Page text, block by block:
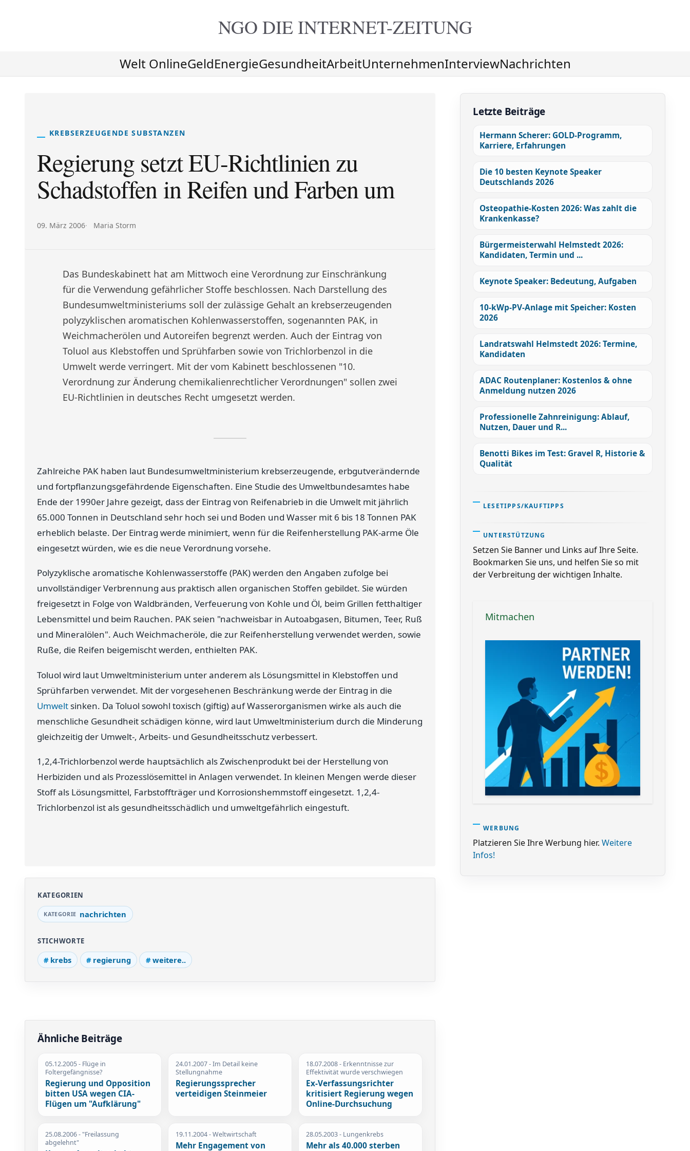
NGO DIEINTERNET-ZEITUNG
Welt OnlineGeldEnergieGesundheitArbeitUnternehmenInterviewNachrichten
KREBSERZEUGENDE SUBSTANZEN
Regierung setzt EU-Richtlinien zu
Schadstoffen in Reifen und Farben um
Veröffentlicht am:
09. März 2006 Autor:
Maria Storm
Das Bundeskabinett hat am Mittwoch eine Verordnung zur Einschränkung
für die Verwendung gefährlicher Stoffe beschlossen. Nach Darstellung des
Bundesumweltministeriums soll der zulässige Gehalt an krebserzeugenden
polyzyklischen aromatischen Kohlenwasserstoffen, sogenannten PAK, in
Weichmacherölen und Autoreifen begrenzt werden. Auch der Eintrag von
Toluol aus Klebstoffen und Sprühfarben sowie von Trichlorbenzol in die
Umwelt werde verringert. Mit der vom Kabinett beschlossenen "10.
Verordnung zur Änderung chemikalienrechtlicher Verordnungen" sollen zwei
EU-Richtlinien in deutsches Recht umgesetzt werden.
Zahlreiche PAK haben laut Bundesumweltministerium krebserzeugende, erbgutverändernde
und fortpflanzungsgefährdende Eigenschaften. Eine Studie des Umweltbundesamtes habe
Ende der 1990er Jahre gezeigt, dass der Eintrag von Reifenabrieb in die Umwelt mit jährlich
65.000 Tonnen in Deutschland sehr hoch sei und Boden und Wasser mit 6 bis 18 Tonnen PAK
erheblich belaste. Der Eintrag werde minimiert, wenn für die Reifenherstellung PAK-arme Öle
eingesetzt würden, wie es die neue Verordnung vorsehe.
Polyzyklische aromatische Kohlenwasserstoffe (PAK) werden den Angaben zufolge bei
unvollständiger Verbrennung aus praktisch allen organischen Stoffen gebildet. Sie würden
freigesetzt in Folge von Waldbränden, Verfeuerung von Kohle und Öl, beim Grillen fetthaltiger
Lebensmittel und beim Rauchen. PAK seien "nachweisbar in Autoabgasen, Bitumen, Teer, Ruß
und Mineralölen". Auch Weichmacheröle, die zur Reifenherstellung verwendet werden, sowie
Ruße, die Reifen beigemischt werden, enthielten PAK.
Toluol wird laut Umweltministerium unter anderem als Lösungsmittel in Klebstoffen und
Sprühfarben verwendet. Mit der vorgesehenen Beschränkung werde der Eintrag in die
Umwelt sinken. Da Toluol sowohl toxisch (giftig) auf Wasserorganismen wirke als auch die
menschliche Gesundheit schädigen könne, wird laut Umweltministerium durch die Minderung
gleichzeitig der Umwelt-, Arbeits- und Gesundheitsschutz verbessert.
1,2,4-Trichlorbenzol werde hauptsächlich als Zwischenprodukt bei der Herstellung von
Herbiziden und als Prozesslösemittel in Anlagen verwendet. In kleinen Mengen werde dieser
Stoff als Lösungsmittel, Farbstoffträger und Korrosionshemmstoff eingesetzt. 1,2,4-
Trichlorbenzol ist als gesundheitsschädlich und umweltgefährlich eingestuft.
KATEGORIEN
nachrichten
STICHWORTE
krebs regierung weitere..
Ähnliche Beiträge
05.12.2005- Flüge in
Foltergefängnisse?
Regierung und Opposition
bitten USA wegen CIA-
Flügen um "Aufklärung"
24.01.2007- Im Detail keine
Stellungnahme
Regierungssprecher
verteidigen Steinmeier
18.07.2008- Erkenntnisse zur
Effektivität wurde verschwiegen
Ex-Verfassungsrichter
kritisiert Regierung wegen
Online-Durchsuchung
25.08.2006- "Freilassung
abgelehnt"
19.11.2004- Weltwirtschaft
Mehr Engagement von
28.05.2003- Lungenkrebs
Mehr als 40.000 sterben
Letzte Beiträge
Hermann Scherer: GOLD-Programm,
Karriere, Erfahrungen
Die 10 besten Keynote Speaker
Deutschlands 2026
Osteopathie-Kosten 2026: Was zahlt die
Krankenkasse?
Bürgermeisterwahl Helmstedt 2026:
Kandidaten, Termin und ...
Keynote Speaker: Bedeutung, Aufgaben
10-kWp-PV-Anlage mit Speicher: Kosten
2026
Landratswahl Helmstedt 2026: Termine,
Kandidaten
ADAC Routenplaner: Kostenlos & ohne
Anmeldung nutzen 2026
Professionelle Zahnreinigung: Ablauf,
Nutzen, Dauer und R...
Benotti Bikes im Test: Gravel R, Historie &
Qualität
LESETIPPS/KAUFTIPPS
UNTERSTÜTZUNG
Setzen Sie Banner und Links auf Ihre Seite.
Bookmarken Sie uns, und helfen Sie so mit
der Verbreitung der wichtigen Inhalte.
Mitmachen
WERBUNG
Platzieren Sie Ihre Werbung hier. Weitere
Infos!